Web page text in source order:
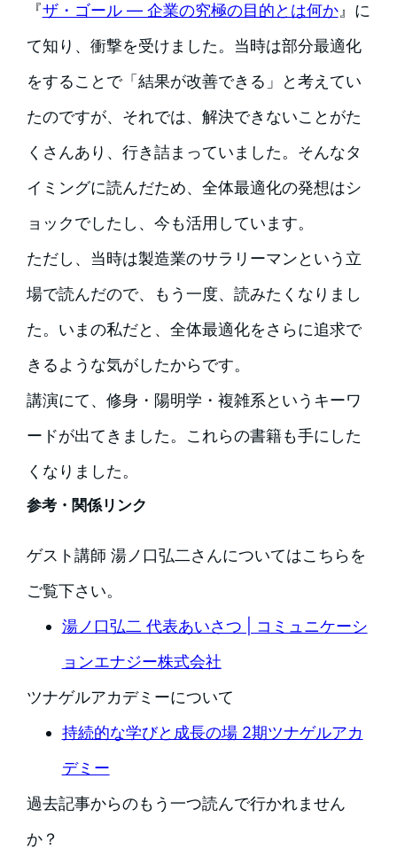
『ザ・ゴール ― 企業の究極の目的とは何か』に
て知り、衝撃を受けました。当時は部分最適化
をすることで「結果が改善できる」と考えてい
たのですが、それでは、解決できないことがた
くさんあり、行き詰まっていました。そんなタ
イミングに読んだため、全体最適化の発想はシ
ョックでしたし、今も活用しています。
ただし、当時は製造業のサラリーマンという立
場で読んだので、もう一度、読みたくなりまし
た。いまの私だと、全体最適化をさらに追求で
きるような気がしたからです。
講演にて、修身・陽明学・複雑系というキーワ
ードが出てきました。これらの書籍も手にした
くなりました。
参考・関係リンク
ゲスト講師 湯ノ口弘二さんについてはこちらを
ご覧下さい。
湯ノ口弘二 代表あいさつ | コミュニケーシ
ョンエナジー株式会社
ツナゲルアカデミーについて
持続的な学びと成長の場 2期ツナゲルアカ
デミー
過去記事からのもう一つ読んで行かれません
か？